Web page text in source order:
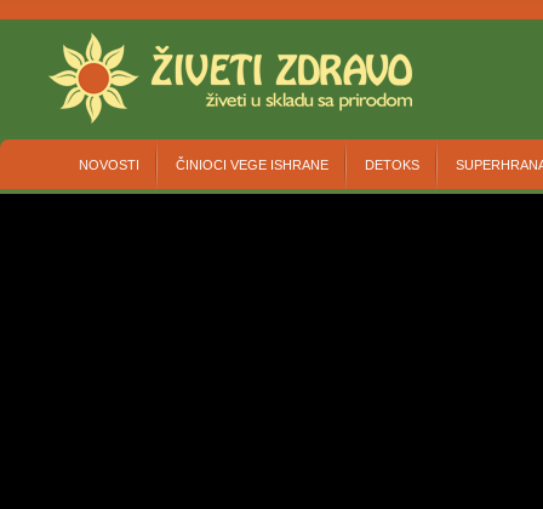
NOVOSTI ČINIOCI VEGE ISHRANE DETOKS